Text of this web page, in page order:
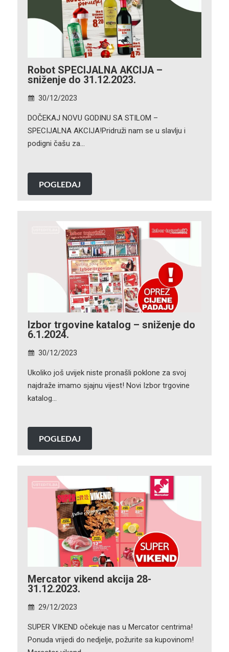
Robot SPECIJALNA AKCIJA –
sniženje do 31.12.2023.
30/12/2023
DOČEKAJ NOVU GODINU SA STILOM –
SPECIJALNA AKCIJA!Pridruži nam se u slavlju i
podigni čašu za…
POGLEDAJ
Izbor trgovine katalog – sniženje do
6.1.2024.
30/12/2023
Ukoliko još uvijek niste pronašli poklone za svoj
najdraže imamo sjajnu vijest! Novi Izbor trgovine
katalog…
POGLEDAJ
Mercator vikend akcija 28-
31.12.2023.
29/12/2023
SUPER VIKEND očekuje nas u Mercator centrima!
Ponuda vrijedi do nedjelje, požurite sa kupovinom!